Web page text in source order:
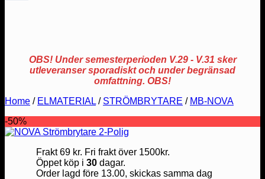
OBS! Under semesterperioden V.29 - V.31 sker
utleveranser sporadiskt och under begränsad
omfattning. OBS!
Home / ELMATERIAL / STRÖMBRYTARE / MB-NOVA
-50%
Frakt 69 kr. Fri frakt över 1500kr.
Öppet köp i 30dagar.
Order lagd före 13.00, skickas samma dag